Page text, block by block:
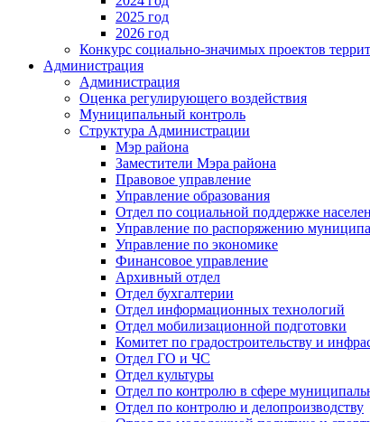
2025 год
2026 год
Конкурс социально-значимых проектов
Администрация
Администрация
Оценка регулирующего воздействия
Муниципальный контроль
Структура Администрации
Мэр района
Заместители Мэра района
Правовое управление
Управление образования
Отдел по социальной поддержке
Управление по распоряжению
Управление по экономике
Финансовое управление
Архивный отдел
Отдел бухгалтерии
Отдел информационных технологий
Отдел мобилизационной подготовки
Комитет по градостроительству и
Отдел ГО и ЧС
Отдел культуры
Отдел по контролю в сфере
Отдел по контролю и делопроизводству